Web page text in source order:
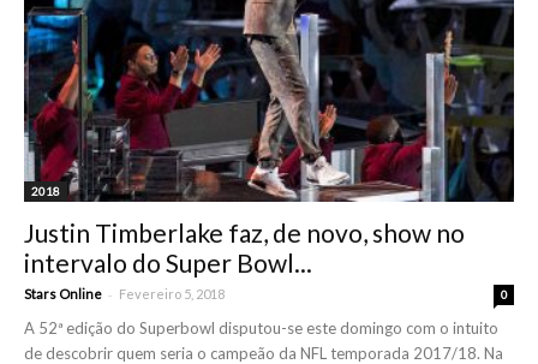
2018
Justin Timberlake faz, de novo, show no
intervalo do Super Bowl...
Stars Online - Fevereiro 5, 2018 0
A 52ª edição do Superbowl disputou-se este domingo com o intuito
de descobrir quem seria o campeão da NFL temporada 2017/18. Na